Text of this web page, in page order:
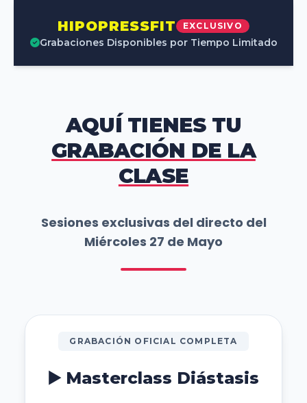
HIPOPRESSFIT EXCLUSIVO
Grabaciones Disponibles por Tiempo Limitado
AQUÍ TIENES TU
GRABACIÓN DE LA
CLASE
Sesiones exclusivas del directo del
Miércoles 27 de Mayo
GRABACIÓN OFICIAL COMPLETA
▶️ Masterclass Diástasis